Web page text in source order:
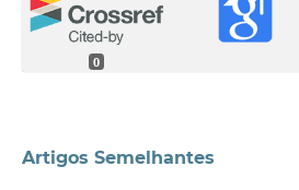
0
Artigos Semelhantes